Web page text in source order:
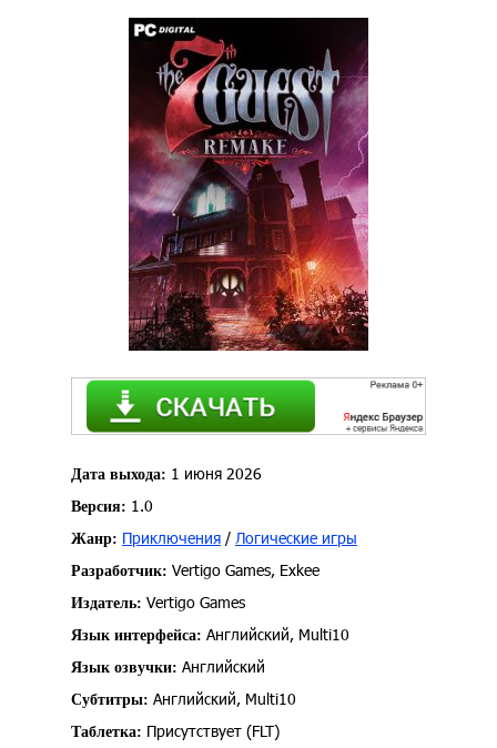
Дата выхода: 1 июня 2026
Версия: 1.0
Жанр: Приключения / Логические игры
Разработчик: Vertigo Games, Exkee
Издатель: Vertigo Games
Язык интерфейса: Английский, Multi10
Язык озвучки: Английский
Субтитры: Английский, Multi10
Таблетка: Присутствует (FLT)